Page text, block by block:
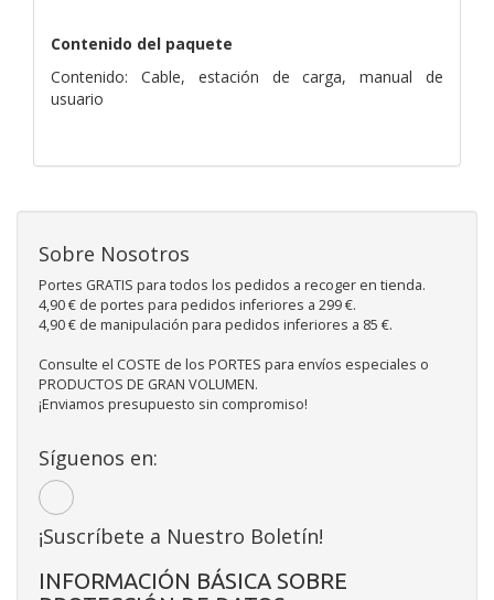
Contenido del paquete
Contenido: Cable, estación de carga, manual de
usuario
Sobre Nosotros
Portes GRATIS para todos los pedidos a recoger en tienda.
4,90 € de portes para pedidos inferiores a 299 €.
4,90 € de manipulación para pedidos inferiores a 85 €.
Consulte el COSTE de los PORTES para envíos especiales o
PRODUCTOS DE GRAN VOLUMEN.
¡Enviamos presupuesto sin compromiso!
Síguenos en:
¡Suscríbete a Nuestro Boletín!
INFORMACIÓN BÁSICA SOBRE